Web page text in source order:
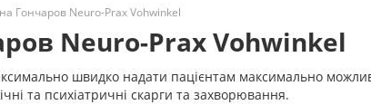
Гончаров Neuro-Prax Vohwinkel
Neuro-Prax Vohwinkel
швидко надати пацієнтам максимально
та психіатричні скарги та захворювання.